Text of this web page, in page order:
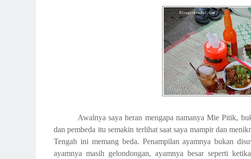
Awalnya saya heran mengapa namanya Mie Pitik,
dan pembeda itu semakin terlihat saat saya mampir dan
Tengah ini memang beda. Penampilan ayamnya bukan
ayamnya masih gelondongan, ayamnya besar seperti